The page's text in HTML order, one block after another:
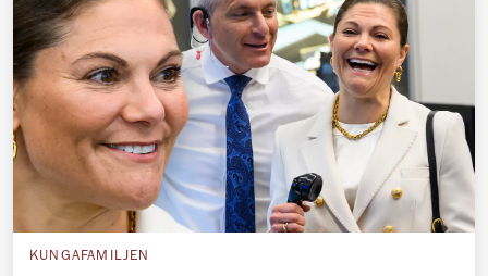
KUNGAFAMILJEN